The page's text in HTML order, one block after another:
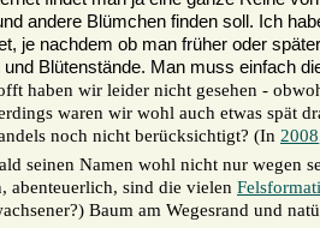
andere Blümchen finden soll. Ich
je nachdem ob man früher oder
Blütenstände. Man muss einfach
haben wir leider nicht gesehen -
waren wir wohl auch etwas spät
noch nicht berücksichtigt? (In 2008
seinen Namen wohl nicht nur wegen
abenteuerlich, sind die vielen
Baum am Wegesrand und